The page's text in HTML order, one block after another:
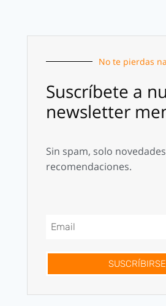
No te pierdas
Suscríbete a
newsletter
Sin spam, solo
recomendaciones.
SUSCRÍBIRSE